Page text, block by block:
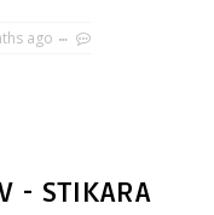
ago
STIKARA